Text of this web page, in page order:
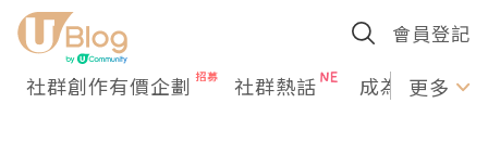
會員登記
社群創作有價企劃 社群熱話 成為U更多